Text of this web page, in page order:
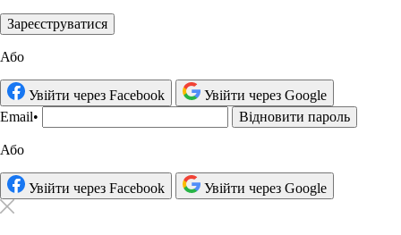
Зареєструватися
Або
Увійти через Facebook
Увійти через Google
Email• Відновити пароль
Або
Увійти через Facebook Увійти через Google